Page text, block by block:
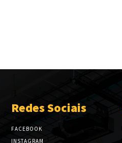
Redes Sociais
FACEBOOK
INSTAGRAM